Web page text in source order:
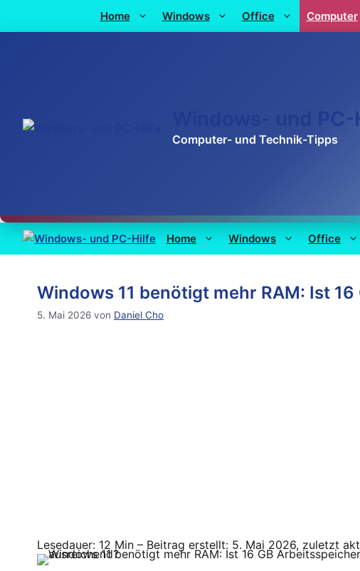
Home Windows Office Computer
Windows- und
Computer- und Technik-Tipps
Home Windows Office
Windows 11 benötigt mehr RAM: Ist
5. Mai 2026 von Daniel Cho
Lesedauer: 12 Min – Beitrag erstellt: 5. Mai 2026, zuletzt